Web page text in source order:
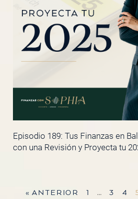
Episodio 189: Tus Finanzas en
con una Revisión y Proyecta tu
« ANTERIOR 1 … 3 4